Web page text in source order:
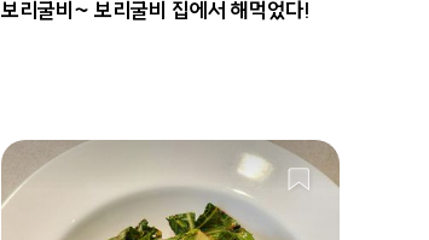
보리굴비~ 보리굴비 집에서 해먹었다!